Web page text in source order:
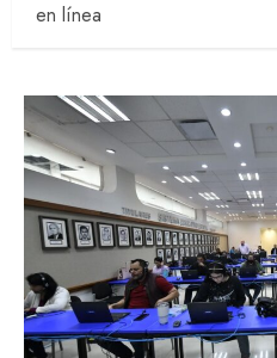
en línea